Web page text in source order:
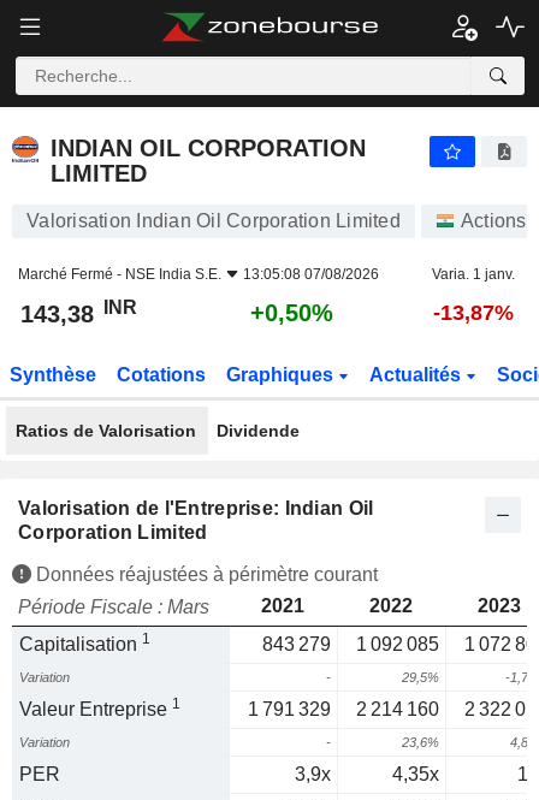
INDIAN OIL CORPORATION
LIMITED
Valorisation Indian Oil Corporation Limited Actions
Marché Fermé - NSE India S.E. 13:05:08 07/08/2026 Varia. 1 janv.
143,38 INR +0,50% -13,87%
Synthèse Cotations Graphiques Actualités
Ratios de Valorisation Dividende
Valorisation de l'Entreprise: Indian Oil
Corporation Limited
Données réajustées à périmètre courant
Période Fiscale : Mars
2021 2022
2023
Capitalisation 1 843 279 1 092 085 1 072
Variation - 29,5% -
Valeur Entreprise 1 1 791 329 2 214 160 2 322
Variation - 23,6%
PER 3,9x 4,35x